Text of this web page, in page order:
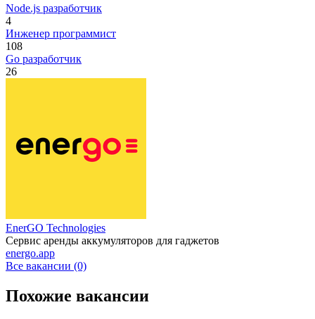
Node.js разработчик
4
Инженер программист
108
Go разработчик
26
EnerGO Technologies
Сервис аренды аккумуляторов для гаджетов
energo.app
Все вакансии (0)
Похожие вакансии